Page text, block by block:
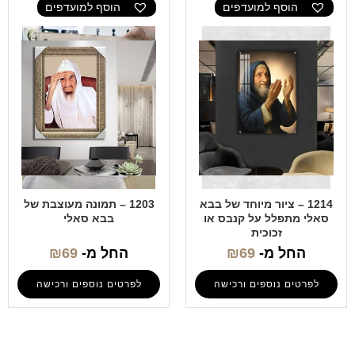
הוסף למועדפים
1214 – ציור מיוחד של בבא
סאלי מתפלל על קנבס או
זכוכית
החל מ- ₪69
לפרטים נוספים ורכישה
הוסף למועדפים
1203 – תמונה מעוצבת של
בבא סאלי
החל מ- ₪69
לפרטים נוספים ורכישה